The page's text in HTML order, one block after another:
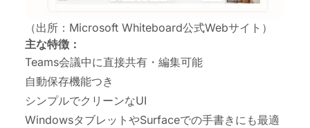
（出所：Microsoft Whiteboard公式Webサイト）
主な特徴：
Teams会議中に直接共有・編集可能
自動保存機能つき
シンプルでクリーンなUI
WindowsタブレットやSurfaceでの手書きにも最適